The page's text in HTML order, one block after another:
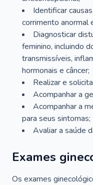
Identificar
corrimento anormal
Diagnosticar
feminino, incluindo
transmissíveis,
hormonais e câncer;
Realizar e
Acompanhar a
Acompanhar a
para seus sintomas;
Avaliar a saúde
Exames
Os exames